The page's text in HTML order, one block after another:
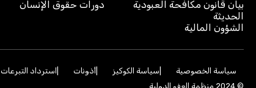
بيان قانون مكافحة العبودية
الحديثة
الشؤون المالية
دورات حقوق الإنسان
سياسة الخصوصية سياسة الكوكيز أذونات
استرداد التبرعات
© 2024 منظمة العفو الدولية